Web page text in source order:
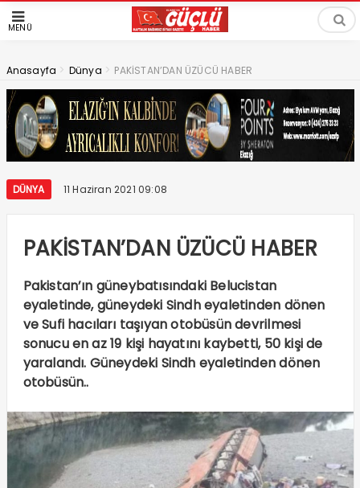
MENÜ
Anasayfa > Dünya > PAKİSTAN’DAN ÜZÜCÜ HABER
DÜNYA 11 Haziran 2021 09:08
PAKİSTAN’DAN ÜZÜCÜ HABER
Pakistan’ın güneybatısındaki Belucistan
eyaletinde, güneydeki Sindh eyaletinden dönen
ve Sufi hacıları taşıyan otobüsün devrilmesi
sonucu en az 19 kişi hayatını kaybetti, 50 kişi de
yaralandı. Güneydeki Sindh eyaletinden dönen
otobüsün..